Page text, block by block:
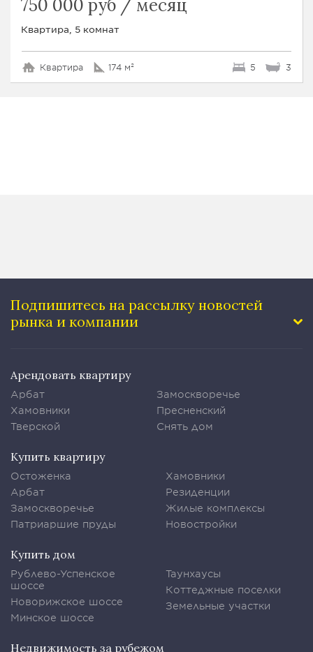
750 000 руб / месяц
Квартира, 5 комнат
Квартира 174 м² 5 3
Подпишитесь на рассылку новостей
рынка и компании
Арендовать квартиру
Арбат
Хамовники
Тверской
Замоскворечье
Пресненский
Снять дом
Купить квартиру
Остоженка
Арбат
Замоскворечье
Патриаршие пруды
Хамовники
Резиденции
Жилые комплексы
Новостройки
Купить дом
Рублево-Успенское
шоссе
Новорижское шоссе
Минское шоссе
Таунхаусы
Коттеджные поселки
Земельные участки
Недвижимость за рубежом